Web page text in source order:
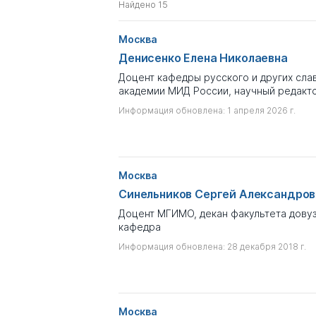
Для получения более
кнопку "Полная таблица" прямо
дополнительные данные и
По умолчанию в разделе
Информация об этих персонах
отключите в поисковых
Найдено 15
Москва
Денисенко Елена Николаевна
Доцент кафедры русского и других
академии МИД России, научный
Информация обновлена: 1 апреля 2026 г.
Москва
Синельников Сергей
Доцент МГИМО, декан факультета
кафедра
Информация обновлена: 28 декабря 2018 г.
Москва